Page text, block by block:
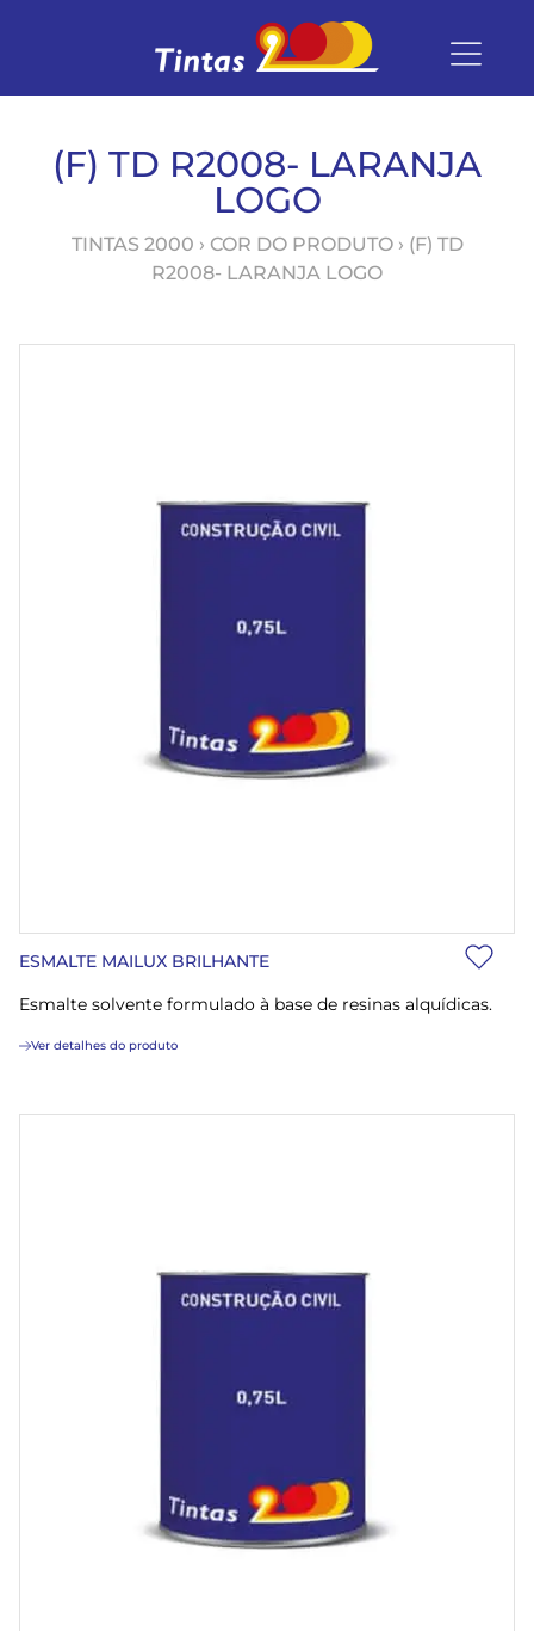
(F) TD R2008- LARANJA
LOGO
TINTAS 2000 › COR DO PRODUTO › (F) TD
R2008- LARANJA LOGO
ESMALTE MAILUX BRILHANTE
Esmalte solvente formulado à base de resinas alquídicas.
Ver detalhes do produto